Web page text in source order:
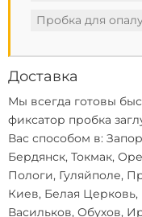
Пробка для
Доставка
Мы всегда готовы
фиксатор пробка
Вас способом в:
Бердянск, Токмак,
Пологи, Гуляйполе,
Киев, Белая
Васильков, Обухов,